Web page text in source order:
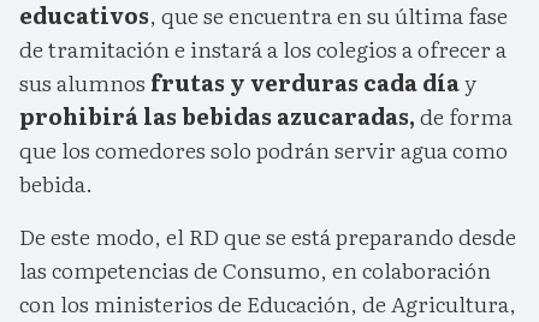
educativos, que se encuentra en su última fase
de tramitación e instará a los colegios a ofrecer a
sus alumnos frutas y verduras cada díay
prohibirá las bebidas azucaradas,de forma
que los comedores solo podrán servir agua como
bebida.
De este modo, el RD que se está preparando desde
las competencias de Consumo, en colaboración
con los ministerios de Educación, de Agricultura,